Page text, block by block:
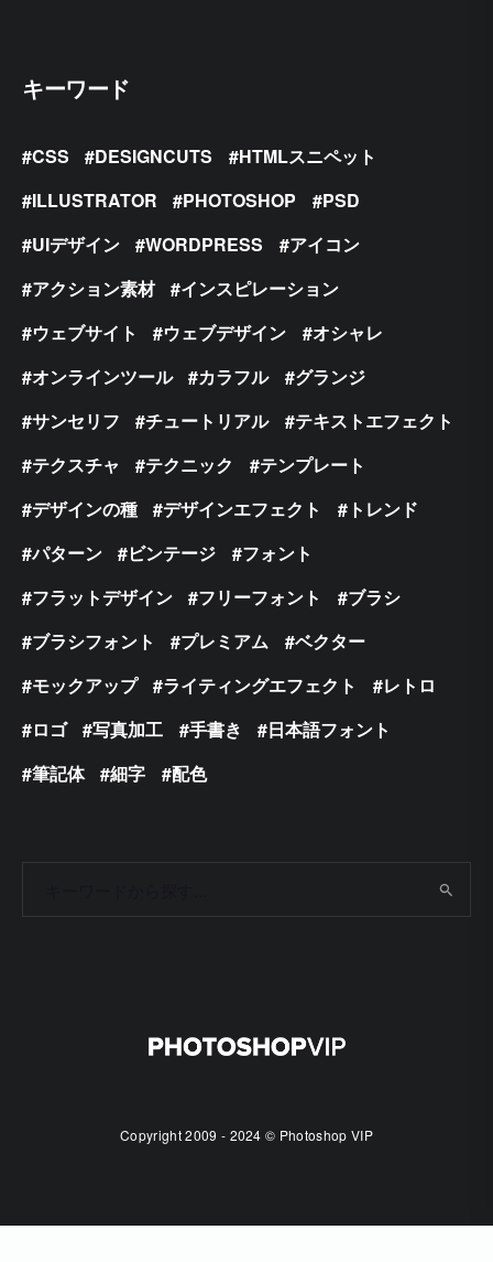
キーワード
CSS DESIGNCUTS
HTMLスニペット
ILLUSTRATOR
PHOTOSHOP
PSD
UIデザイン
WORDPRESS
アイコン
アクション素材
インスピレーション
ウェブサイト
ウェブデザイン
オシャレ
オンラインツール
カラフル
グランジ
サンセリフ
チュートリアル
テキストエフェクト
テクスチャ
テクニック
テンプレート
デザインの種
デザインエフェクト
トレンド
パターン
ビンテージ
フォント
フラットデザイン
フリーフォント
ブラシ
ブラシフォント
プレミアム
ベクター
モックアップ
ライティングエフェクト
レトロ
ロゴ
写真加工 手書き
日本語フォント
筆記体
細字 配色
Copyright 2009 - 2024 © Photoshop VIP